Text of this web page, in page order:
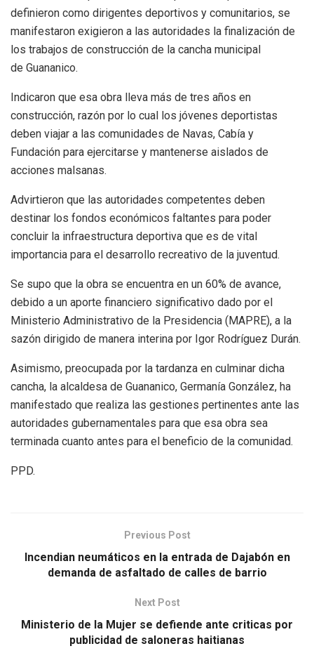
definieron como dirigentes deportivos y comunitarios, se
manifestaron exigieron a las autoridades la finalización de
los trabajos de construcción de la cancha municipal
de Guananico.
Indicaron que esa obra lleva más de tres años en
construcción, razón por lo cual los jóvenes deportistas
deben viajar a las comunidades de Navas, Cabía y
Fundación para ejercitarse y mantenerse aislados de
acciones malsanas.
Advirtieron que las autoridades competentes deben
destinar los fondos económicos faltantes para poder
concluir la infraestructura deportiva que es de vital
importancia para el desarrollo recreativo de la juventud.
Se supo que la obra se encuentra en un 60% de avance,
debido a un aporte financiero significativo dado por el
Ministerio Administrativo de la Presidencia (MAPRE), a la
sazón dirigido de manera interina por Igor Rodríguez Durán.
Asimismo, preocupada por la tardanza en culminar dicha
cancha, la alcaldesa de Guananico, Germanía González, ha
manifestado que realiza las gestiones pertinentes ante las
autoridades gubernamentales para que esa obra sea
terminada cuanto antes para el beneficio de la comunidad.
PPD.
Previous Post
Incendian neumáticos en la entrada de Dajabón en
demanda de asfaltado de calles de barrio
Next Post
Ministerio de la Mujer se defiende ante criticas por
publicidad de saloneras haitianas